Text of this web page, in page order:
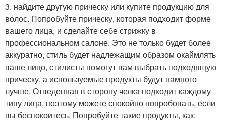
3. найдите другую прическу или купите продукцию для
волос. Попробуйте прическу, которая подходит форме
вашего лица, и сделайте себе стрижку в
профессиональном салоне. Это не только будет более
аккуратно, стиль будет надлежащим образом окаймлять
ваше лицо, стилисты помогут вам выбрать подходящую
прическу, а используемые продукты будут намного
лучше. Отведенная в сторону челка подходит каждому
типу лица, поэтому можете спокойно попробовать, если
вы беспокоитесь. Попробуйте такие продукты, как: